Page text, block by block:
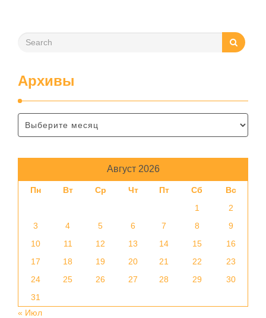
Архивы
Август 2026
Пн Вт Ср Чт Пт Сб
Вс
1
2
3
4 5 6 7 8
9
10
11 12 13 14 15
16
17
18 19 20 21 22
23
24
25 26 27 28 29
30
31
« Июл